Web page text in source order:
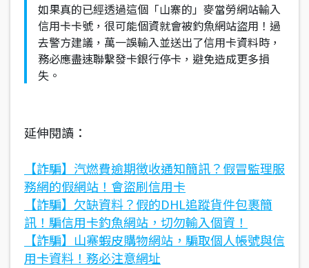
如果真的已經透過這個「山寨的」麥當勞網站輸入
信用卡卡號，很可能個資就會被釣魚網站盜用！過
去警方建議，萬一誤輸入並送出了信用卡資料時，
務必應盡速聯繫發卡銀行停卡，避免造成更多損
失。
延伸閱讀：
【詐騙】汽燃費逾期徴收通知簡訊？假冒監理服
務網的假網站！會盜刷信用卡
【詐騙】欠缺資料？假的DHL追蹤貨件包裹簡
訊！騙信用卡釣魚網站，切勿輸入個資！
【詐騙】山寨蝦皮購物網站，騙取個人帳號與信
用卡資料！務必注意網址